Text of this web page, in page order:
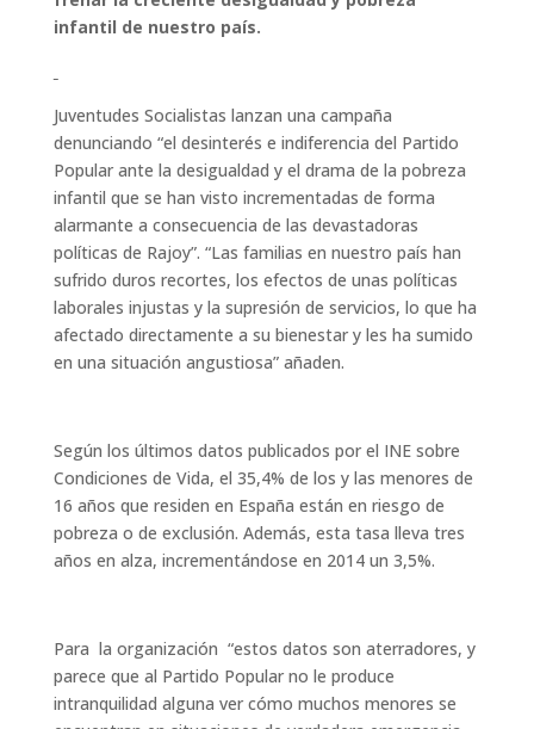
infantil de nuestro país.
Juventudes Socialistas lanzan una campaña
denunciando “el desinterés e indiferencia del Partido
Popular ante la desigualdad y el drama de la pobreza
infantil que se han visto incrementadas de forma
alarmante a consecuencia de las devastadoras
políticas de Rajoy”. “Las familias en nuestro país han
sufrido duros recortes, los efectos de unas políticas
laborales injustas y la supresión de servicios, lo que ha
afectado directamente a su bienestar y les ha sumido
en una situación angustiosa” añaden.
Según los últimos datos publicados por el INE sobre
Condiciones de Vida, el 35,4% de los y las menores de
16 años que residen en España están en riesgo de
pobreza o de exclusión. Además, esta tasa lleva tres
años en alza, incrementándose en 2014 un 3,5%.
Para la organización “estos datos son aterradores, y
parece que al Partido Popular no le produce
intranquilidad alguna ver cómo muchos menores se